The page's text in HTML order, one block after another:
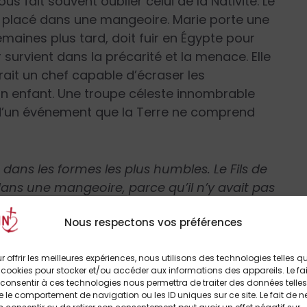
Nous respectons vos préférences
offrir les meilleures expériences, nous utilisons des technologies telles
pour stocker et/ou accéder aux informations des appareils. Le
à ces technologies nous permettra de traiter des données telles
le comportement de navigation ou les ID uniques sur ce site. Le fait de
dans une mangeoire. Marie porte une
plus tard, doit fuir en Égypte pour
dans la précarité et la menace. Elle
un chef capable d’écraser les
enfant. Une troupe céleste innombrable
événement que la Terre ne comprend
les formes les plus humbles. Le Fils de
une mangeoire, parce qu’il n’y avait pas
le monde juge insignifiant surgit
– Léon XIV, homélie de Noël 2023)
à la présence de crèches dans les